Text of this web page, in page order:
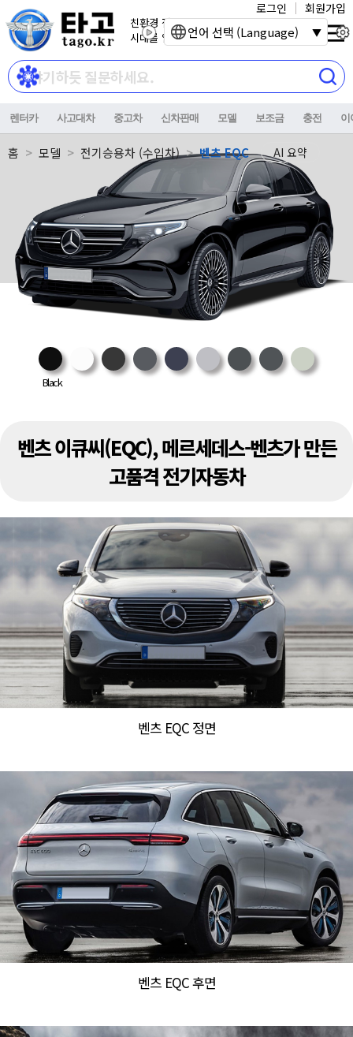
친환경 전기자동차
시대를 열어갑니다.
로그인 회원가입
렌터카 사고대차 중고차 신차판매 모델 보조금 충전 이
홈 모델 전기승용차 (수입차) 벤츠 EQC AI 요약
Black
벤츠 이큐씨(EQC), 메르세데스-벤츠가 만든
고품격 전기자동차
벤츠 EQC 정면
벤츠 EQC 후면
언어 선택 (Language)